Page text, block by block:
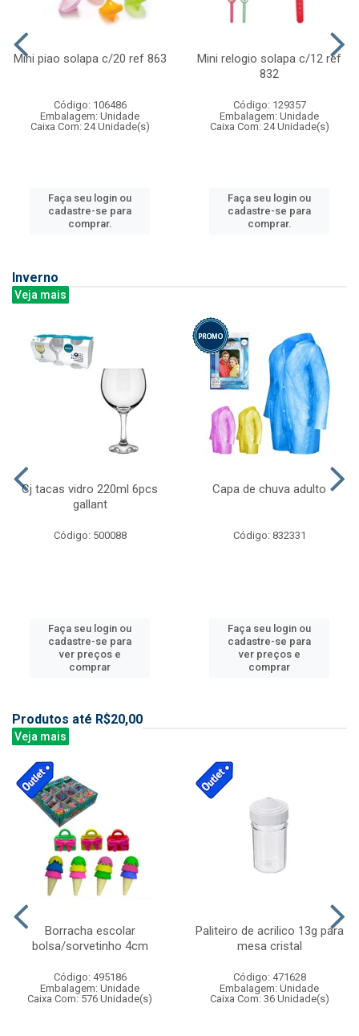
Mini piao solapa c/20 ref 863
Código: 106486
Embalagem: Unidade
Caixa Com: 24 Unidade(s)
Faça seu login ou
cadastre-se para
comprar.
Mini relogio solapa c/12 ref
832
Código: 129357
Embalagem: Unidade
Caixa Com: 24 Unidade(s)
Faça seu login ou
cadastre-se para
comprar.
Inverno
Veja mais
Cj tacas vidro 220ml 6pcs
gallant
Código: 500088
Faça seu login ou
cadastre-se para
ver preços e
comprar
Capa de chuva adulto
Código: 832331
Faça seu login ou
cadastre-se para
ver preços e
comprar
Produtos até R$20,00
Veja mais
Borracha escolar
bolsa/sorvetinho 4cm
Código: 495186
Embalagem: Unidade
Caixa Com: 576 Unidade(s)
Paliteiro de acrilico 13g para
mesa cristal
Código: 471628
Embalagem: Unidade
Caixa Com: 36 Unidade(s)